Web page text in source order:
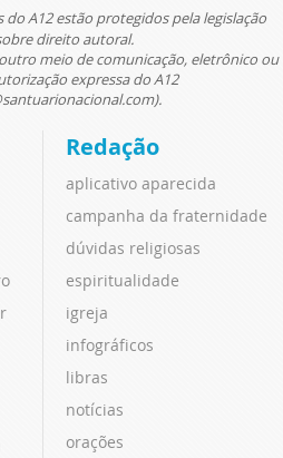
A12 estão protegidos pela legislação
direito autoral.
meio de comunicação, eletrônico ou
expressa do A12
Redação
aplicativo aparecida
campanha da fraternidade
dúvidas religiosas
espiritualidade
igreja
infográficos
libras
notícias
orações